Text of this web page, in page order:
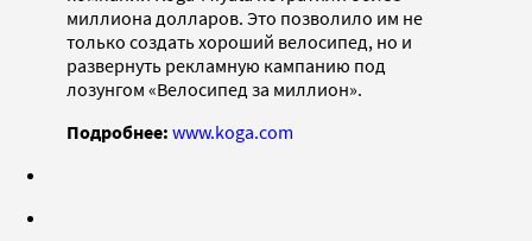
миллиона долларов. Это позволило им не
только создать хороший велосипед, но и
развернуть рекламную кампанию под
лозунгом «Велосипед за миллион».
Подробнее: www.koga.com